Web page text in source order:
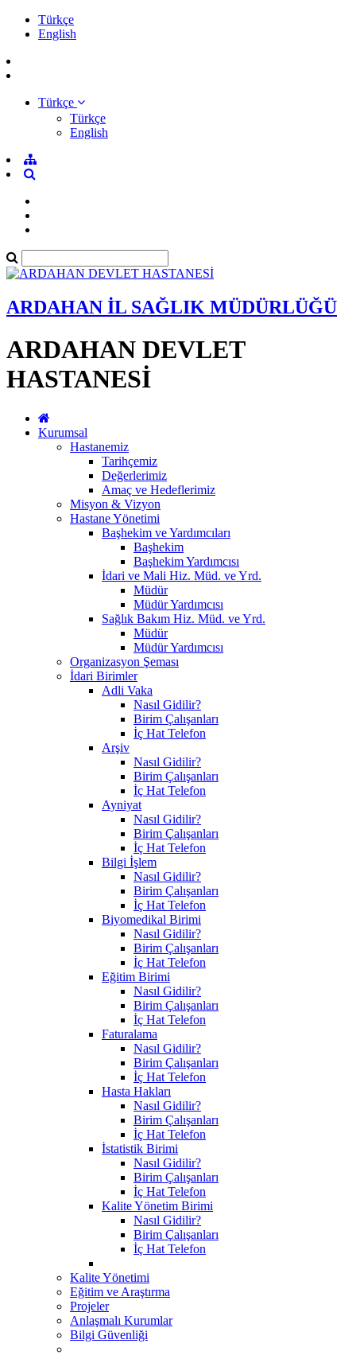
Türkçe
English
Türkçe
Türkçe
English
ARDAHAN İL SAĞLIK MÜDÜRLÜĞÜ
ARDAHAN DEVLET
HASTANESİ
Kurumsal
Hastanemiz
Tarihçemiz
Değerlerimiz
Amaç ve Hedeflerimiz
Misyon & Vizyon
Hastane Yönetimi
Başhekim ve Yardımcıları
Başhekim
Başhekim Yardımcısı
İdari ve Mali Hiz. Müd. ve Yrd.
Müdür
Müdür Yardımcısı
Sağlık Bakım Hiz. Müd. ve Yrd.
Müdür
Müdür Yardımcısı
Organizasyon Şeması
İdari Birimler
Adli Vaka
Nasıl Gidilir?
Birim Çalışanları
İç Hat Telefon
Arşiv
Nasıl Gidilir?
Birim Çalışanları
İç Hat Telefon
Ayniyat
Nasıl Gidilir?
Birim Çalışanları
İç Hat Telefon
Bilgi İşlem
Nasıl Gidilir?
Birim Çalışanları
İç Hat Telefon
Biyomedikal Birimi
Nasıl Gidilir?
Birim Çalışanları
İç Hat Telefon
Eğitim Birimi
Nasıl Gidilir?
Birim Çalışanları
İç Hat Telefon
Faturalama
Nasıl Gidilir?
Birim Çalışanları
İç Hat Telefon
Hasta Hakları
Nasıl Gidilir?
Birim Çalışanları
İç Hat Telefon
İstatistik Birimi
Nasıl Gidilir?
Birim Çalışanları
İç Hat Telefon
Kalite Yönetim Birimi
Nasıl Gidilir?
Birim Çalışanları
İç Hat Telefon
Kalite Yönetimi
Eğitim ve Araştırma
Projeler
Anlaşmalı Kurumlar
Bilgi Güvenliği